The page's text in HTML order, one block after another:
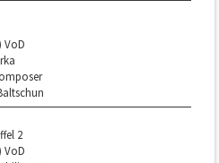
VoD
2
VoD